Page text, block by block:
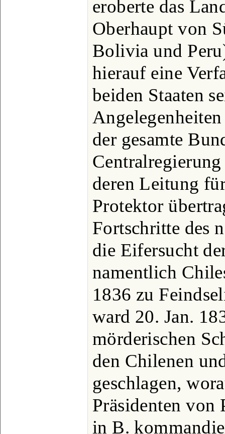
eroberte das
Oberhaupt von
Bolivia und
hierauf eine
beiden Staaten
der gesamte
deren Leitung
Protektor
Fortschritte des
die Eifersucht
namentlich
1836 zu
ward 20. Jan.
mörderischen
den Chilenen
geschlagen,
Präsidenten von
in B.